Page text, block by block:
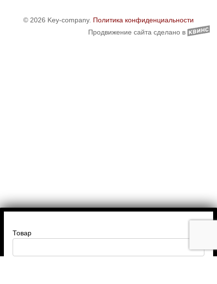
© 2026 Key-company. Политика конфиденциальности
Продвижение сайта сделано в
Товар